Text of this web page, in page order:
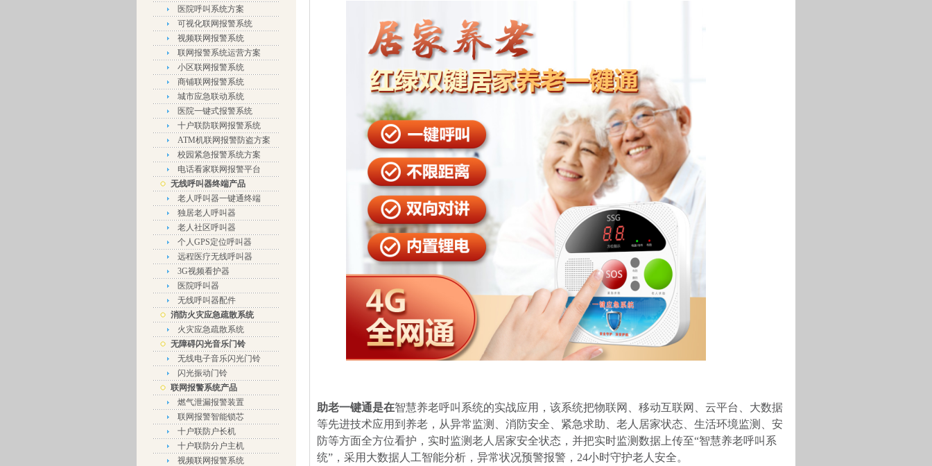
医院呼叫系统方案
可视化联网报警系统
视频联网报警系统
联网报警系统运营方案
小区联网报警系统
商铺联网报警系统
城市应急联动系统
医院一键式报警系统
十户联防联网报警系统
ATM机联网报警防盗方案
校园紧急报警系统方案
电话看家联网报警平台
无线呼叫器终端产品
老人呼叫器一键通终端
独居老人呼叫器
老人社区呼叫器
个人GPS定位呼叫器
远程医疗无线呼叫器
3G视频看护器
医院呼叫器
无线呼叫器配件
消防火灾应急疏散系统
火灾应急疏散系统
无障碍闪光音乐门铃
无线电子音乐闪光门铃
闪光振动门铃
联网报警系统产品
燃气泄漏报警装置
联网报警智能锁芯
十户联防户长机
十户联防分户主机
视频联网报警系统
助老一键通是在智慧养老呼叫系统的实战应用，该系统把物联网、移动互联网、云平台、大数据
等先进技术应用到养老，从异常监测、消防安全、紧急求助、老人居家状态、生活环境监测、安
防等方面全方位看护，实时监测老人居家安全状态，并把实时监测数据上传至“智慧养老呼叫系
统”，采用大数据人工智能分析，异常状况预警报警，24小时守护老人安全。